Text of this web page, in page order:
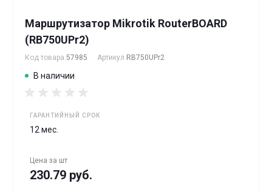
Маршрутизатор Mikrotik RouterBOARD
(RB750UPr2)
Код товара 57985 Артикул RB750UPr2
В наличии
ГАРАНТИЙНЫЙ СРОК
12 мес.
Цена за шт
230.79 руб.